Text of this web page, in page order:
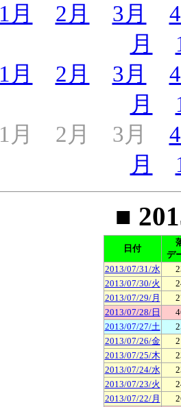
1月 2月 3月
月
1月 2月 3月
月
1月 2月 3月
月
■
日付
デ
2013/07/31/水
2013/07/30/火
2013/07/29/月
2013/07/28/日
2013/07/27/土
2013/07/26/金
2013/07/25/木
2013/07/24/水
2013/07/23/火
2013/07/22/月